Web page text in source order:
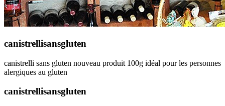
canistrellisansgluten
canistrelli sans gluten nouveau produit 100g idéal pour les personnes
alergiques au gluten
canistrellisansgluten